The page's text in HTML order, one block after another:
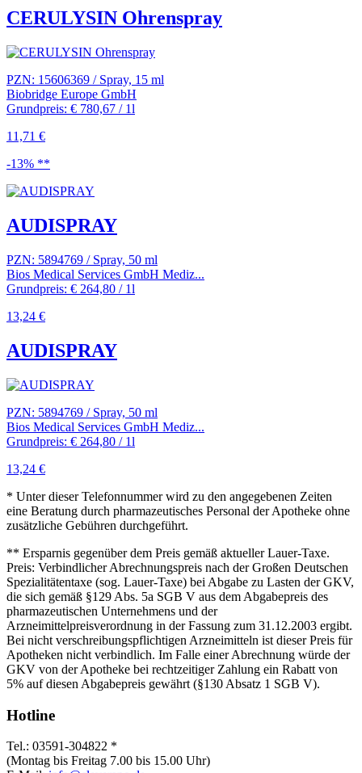
CERULYSIN Ohrenspray
PZN: 15606369 / Spray, 15 ml
Biobridge Europe GmbH
Grundpreis: € 780,67 / 1l
11,71 €
-13% **
AUDISPRAY
PZN: 5894769 / Spray, 50 ml
Bios Medical Services GmbH Mediz...
Grundpreis: € 264,80 / 1l
13,24 €
AUDISPRAY
PZN: 5894769 / Spray, 50 ml
Bios Medical Services GmbH Mediz...
Grundpreis: € 264,80 / 1l
13,24 €
* Unter dieser Telefonnummer wird zu den angegebenen Zeiten
eine Beratung durch pharmazeutisches Personal der Apotheke ohne
zusätzliche Gebühren durchgeführt.
** Ersparnis gegenüber dem Preis gemäß aktueller Lauer-Taxe.
Preis: Verbindlicher Abrechnungspreis nach der Großen Deutschen
Spezialitätentaxe (sog. Lauer-Taxe) bei Abgabe zu Lasten der GKV,
die sich gemäß §129 Abs. 5a SGB V aus dem Abgabepreis des
pharmazeutischen Unternehmens und der
Arzneimittelpreisverordnung in der Fassung zum 31.12.2003 ergibt.
Bei nicht verschreibungspflichtigen Arzneimitteln ist dieser Preis für
Apotheken nicht verbindlich. Im Falle einer Abrechnung würde der
GKV von der Apotheke bei rechtzeitiger Zahlung ein Rabatt von
5% auf diesen Abgabepreis gewährt (§130 Absatz 1 SGB V).
Hotline
Tel.: 03591-304822 *
(Montag bis Freitag 7.00 bis 15.00 Uhr)